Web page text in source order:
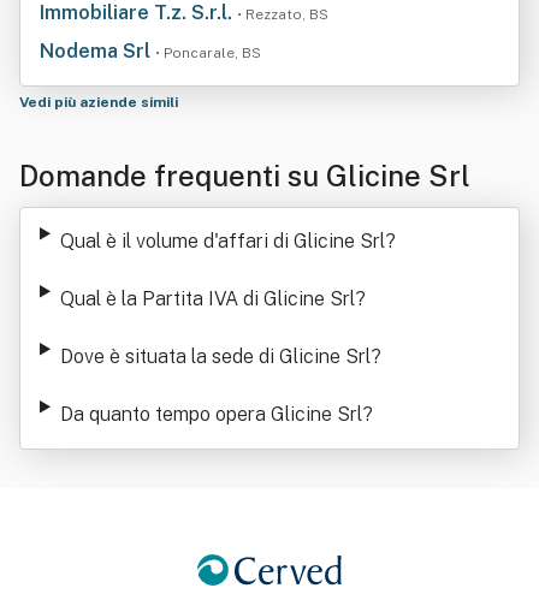
Immobiliare T.z. S.r.l. • Rezzato, BS
Nodema Srl • Poncarale, BS
Vedi più aziende simili
Domande frequenti su Glicine Srl
Qual è il volume d'affari di Glicine Srl?
Qual è la Partita IVA di Glicine Srl?
Dove è situata la sede di Glicine Srl?
Da quanto tempo opera Glicine Srl?